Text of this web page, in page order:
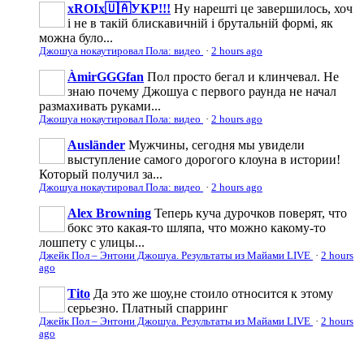
xROIx🇺🇦УКР!!! Ну нарешті це завершилось, хоч
і не в такій блискавичній і брутальній формі, як
можна було...
Джошуа нокаутировал Пола: видео · 2 hours ago
ÀmirGGGfan Пол просто бегал и клинчевал. Не
знаю почему Джошуа с первого раунда не начал
размахивать руками...
Джошуа нокаутировал Пола: видео · 2 hours ago
Ausländer Мужчины, сегодня мы увидели
выступление самого дорогого клоуна в истории!
Который получил за...
Джошуа нокаутировал Пола: видео · 2 hours ago
Alex Browning Теперь куча дурочков поверят, что
бокс это какая-то шляпа, что можно какому-то
лошпету с улицы...
Джейк Пол – Энтони Джошуа. Результаты из Майами LIVE · 2 hours
ago
Tito Да это же шоу,не стоило относится к этому
серьезно. Платный спарринг
Джейк Пол – Энтони Джошуа. Результаты из Майами LIVE · 2 hours
ago